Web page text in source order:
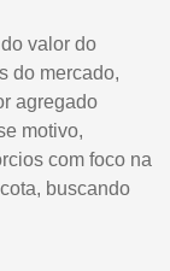
valor do
do mercado,
agregado
motivo,
com foco na
buscando